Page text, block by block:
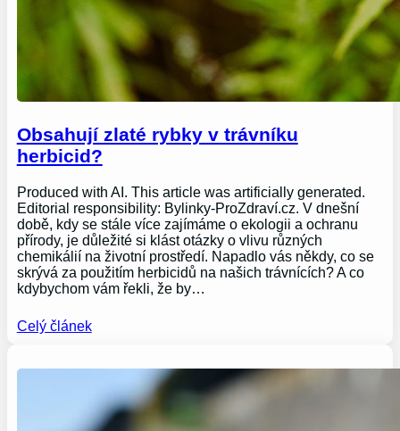
Obsahují zlaté rybky v trávníku
herbicid?
Produced with AI. This article was artificially generated.
Editorial responsibility: Bylinky-ProZdraví.cz. V dnešní
době, kdy se stále více zajímáme o ekologii a ochranu
přírody, je důležité si klást otázky o vlivu různých
chemikálií na životní prostředí. Napadlo vás někdy, co se
skrývá za použitím herbicidů na našich trávnících? A co
kdybychom vám řekli, že by…
Celý článek